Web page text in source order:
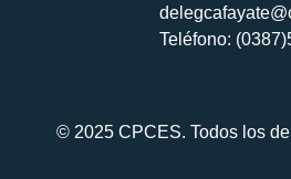
Teléfono:
© 2025 CPCES. Todos los